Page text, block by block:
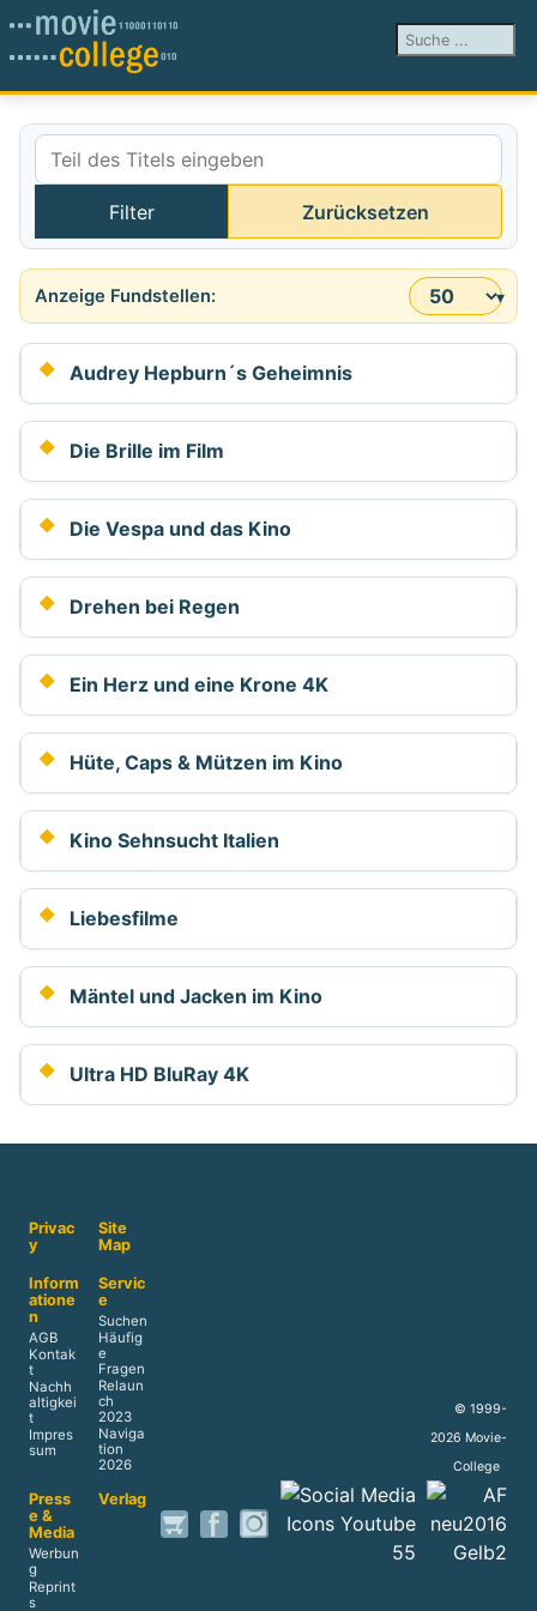
Suchen ...
Teil des Titels eingeben
Filter Zurücksetzen
Anzeige #
Audrey Hepburn´s Geheimnis
Die Brille im Film
Die Vespa und das Kino
Drehen bei Regen
Ein Herz und eine Krone 4K
Hüte, Caps & Mützen im Kino
Kino Sehnsucht Italien
Liebesfilme
Mäntel und Jacken im Kino
Ultra HD BluRay 4K
Privac
y
Site
Map
Inform
atione
n
AGB
Kontak
t
Nachh
altigkei
t
Impres
sum
Servic
e
Suchen
Häufig
e
Fragen
Relaun
ch
2023
Naviga
tion
2026
Press
e &
Media
Werbun
g
Reprint
s
Verlag
© 1999-
2026 Movie-
College